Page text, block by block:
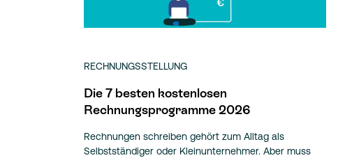
RECHNUNGSSTELLUNG
Die 7 besten kostenlosen
Rechnungsprogramme 2026
Rechnungen schreiben gehört zum Alltag als
Selbstständiger oder Kleinunternehmer. Aber muss